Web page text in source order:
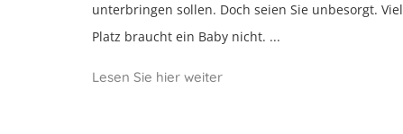
unterbringen sollen. Doch seien Sie unbesorgt. Viel
Platz braucht ein Baby nicht. ...
Lesen Sie hier weiter